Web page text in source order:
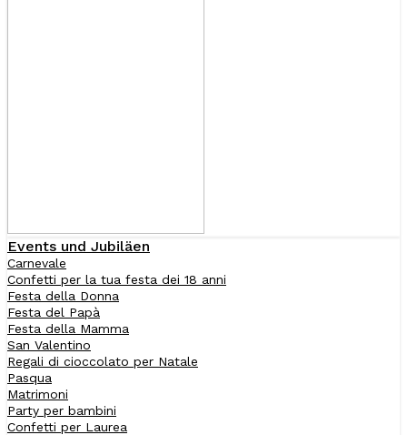
Events und Jubiläen
Carnevale
Confetti per la tua festa dei 18 anni
Festa della Donna
Festa del Papà
Festa della Mamma
San Valentino
Regali di cioccolato per Natale
Pasqua
Matrimoni
Party per bambini
Confetti per Laurea